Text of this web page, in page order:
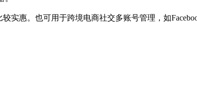
实惠。也可用于跨境电商社交多账号管理，如